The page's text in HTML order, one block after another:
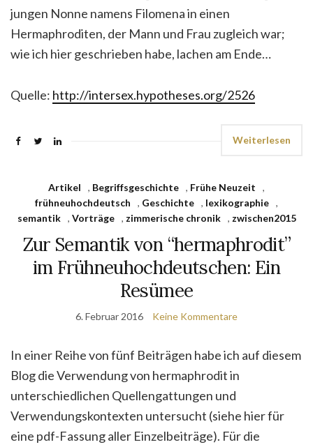
jungen Nonne namens Filomena in einen
Hermaphroditen, der Mann und Frau zugleich war;
wie ich hier geschrieben habe, lachen am Ende…
Quelle: http://intersex.hypotheses.org/2526
Weiterlesen
Artikel , Begriffsgeschichte , Frühe Neuzeit
,
frühneuhochdeutsch
, Geschichte , lexikographie ,
semantik
, Vorträge , zimmerische chronik , zwischen2015
Zur Semantik von “hermaphrodit”
im Frühneuhochdeutschen: Ein
Resümee
6. Februar 2016 Keine Kommentare
In einer Reihe von fünf Beiträgen habe ich auf diesem
Blog die Verwendung von hermaphrodit in
unterschiedlichen Quellengattungen und
Verwendungskontexten untersucht (siehe hier für
eine pdf-Fassung aller Einzelbeiträge). Für die